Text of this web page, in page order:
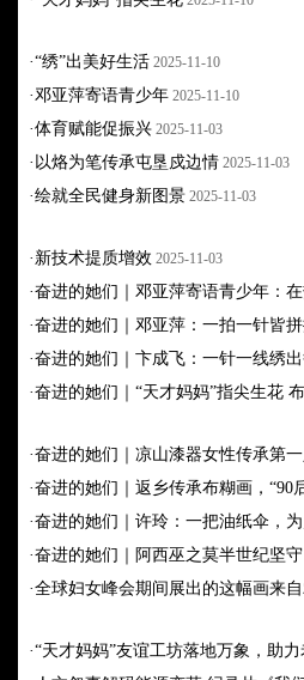
·“绣”出美好生活 2025-11-10
·邓亚萍寄语青少年 2025-11-10
·体育赋能促振兴 2025-11-03
· 以烙为笔传承屯垦戍边情 2025-11-03
·绘就全民健身新图景 2025-11-03
· 新技术提质增效 2025-11-03
·奋进的她们｜邓亚萍寄语青少年：
·奋进的她们｜邓亚萍：一拍一针皆
·奋进的她们｜卞成飞：一针一线绣
·奋进的她们｜“天才妈妈”指尖生花
·奋进的她们｜凉山漆器女性传承第
·奋进的她们｜返乡传承布糊画，“90
·奋进的她们｜许玲：一把油纸伞，
·奋进的她们｜阿西巫之莫半世纪坚
·全球妇女峰会期间展出的这幅画来
·“天才妈妈”友谊工坊落地万象，助